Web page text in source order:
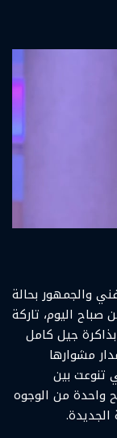
والجمهور بحالة
اليوم، تاركة
جيل كامل
مشوارها
تنوعت بين
واحدة من الوجوه
الجديدة.